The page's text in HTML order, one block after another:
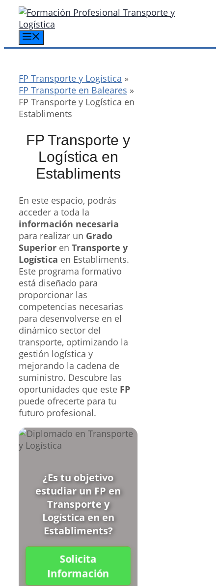
Saltar
contenido
FP Transporte y Logística »
FP Transporte en Baleares »
FP Transporte y Logística en
Establiments
FP Transporte y
Logística en
Establiments
En este espacio, podrás
acceder a toda la
información necesaria
para realizar un Grado
Superior en Transporte y
Logística en Establiments.
Este programa formativo
está diseñado para
proporcionar las
competencias necesarias
para desenvolverse en el
dinámico sector del
transporte, optimizando la
gestión logística y
mejorando la cadena de
suministro. Descubre las
oportunidades que este FP
puede ofrecerte para tu
futuro profesional.
¿Es tu objetivo
estudiar un FP en
Transporte y
Logística en en
Establiments?
Solicita
Información